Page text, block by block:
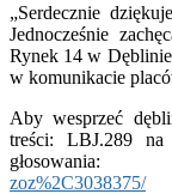
„Serdecznie
Jednocześnie
Rynek 14 w
w komunikacie
Aby wesprzeć
treści: LBJ.289
zoz%2C3038375/